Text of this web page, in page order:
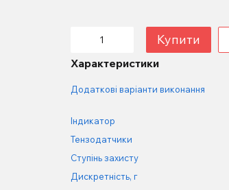
Купити
Характеристики
Додаткові варіанти виконання
Індикатор
Тензодатчики
Ступінь захисту
Дискретність, г